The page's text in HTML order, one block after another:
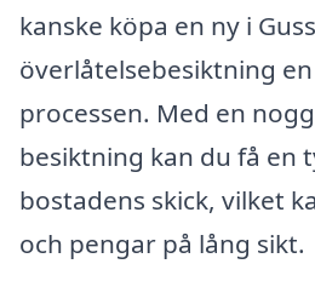
kanske köpa en ny i
överlåtelsebesiktning
processen. Med en
besiktning kan du få en
bostadens skick, vilket
och pengar på lång sikt.